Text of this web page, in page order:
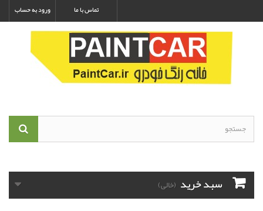
ورود به حساب تماس با ما
سبد خرید (خالی)